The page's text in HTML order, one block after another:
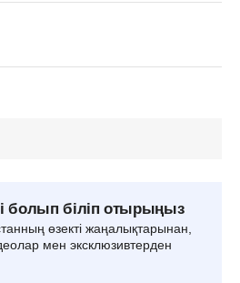
болып біліп отырыңыз
өзекті жаңалықтарынан,
мен эксклюзивтерден